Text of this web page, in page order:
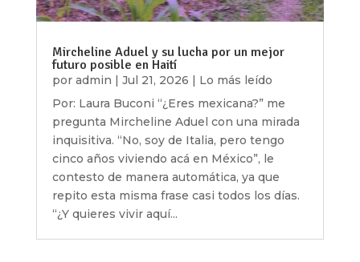
Mircheline Aduel y su lucha por un mejor
futuro posible en Haití
por admin | Jul 21, 2026 | Lo más leído
Por: Laura Buconi “¿Eres mexicana?” me
pregunta Mircheline Aduel con una mirada
inquisitiva. “No, soy de Italia, pero tengo
cinco años viviendo acá en México”, le
contesto de manera automática, ya que
repito esta misma frase casi todos los días.
“¿Y quieres vivir aquí...